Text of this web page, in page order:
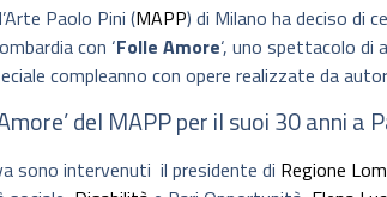
Paolo Pini (MAPP) di Milano ha deciso di
con ‘Folle Amore‘, uno spettacolo
compleanno con opere realizzate da
del MAPP per il suoi 30 anni a
sono intervenuti il presidente di Regione